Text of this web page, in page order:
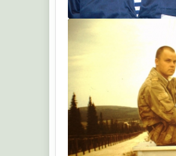
Вадим